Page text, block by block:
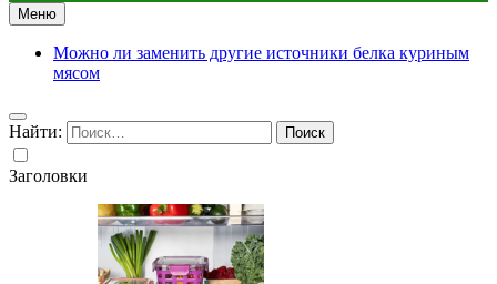
Меню
Можно ли заменить другие источники белка куриным
мясом
Найти:
Заголовки